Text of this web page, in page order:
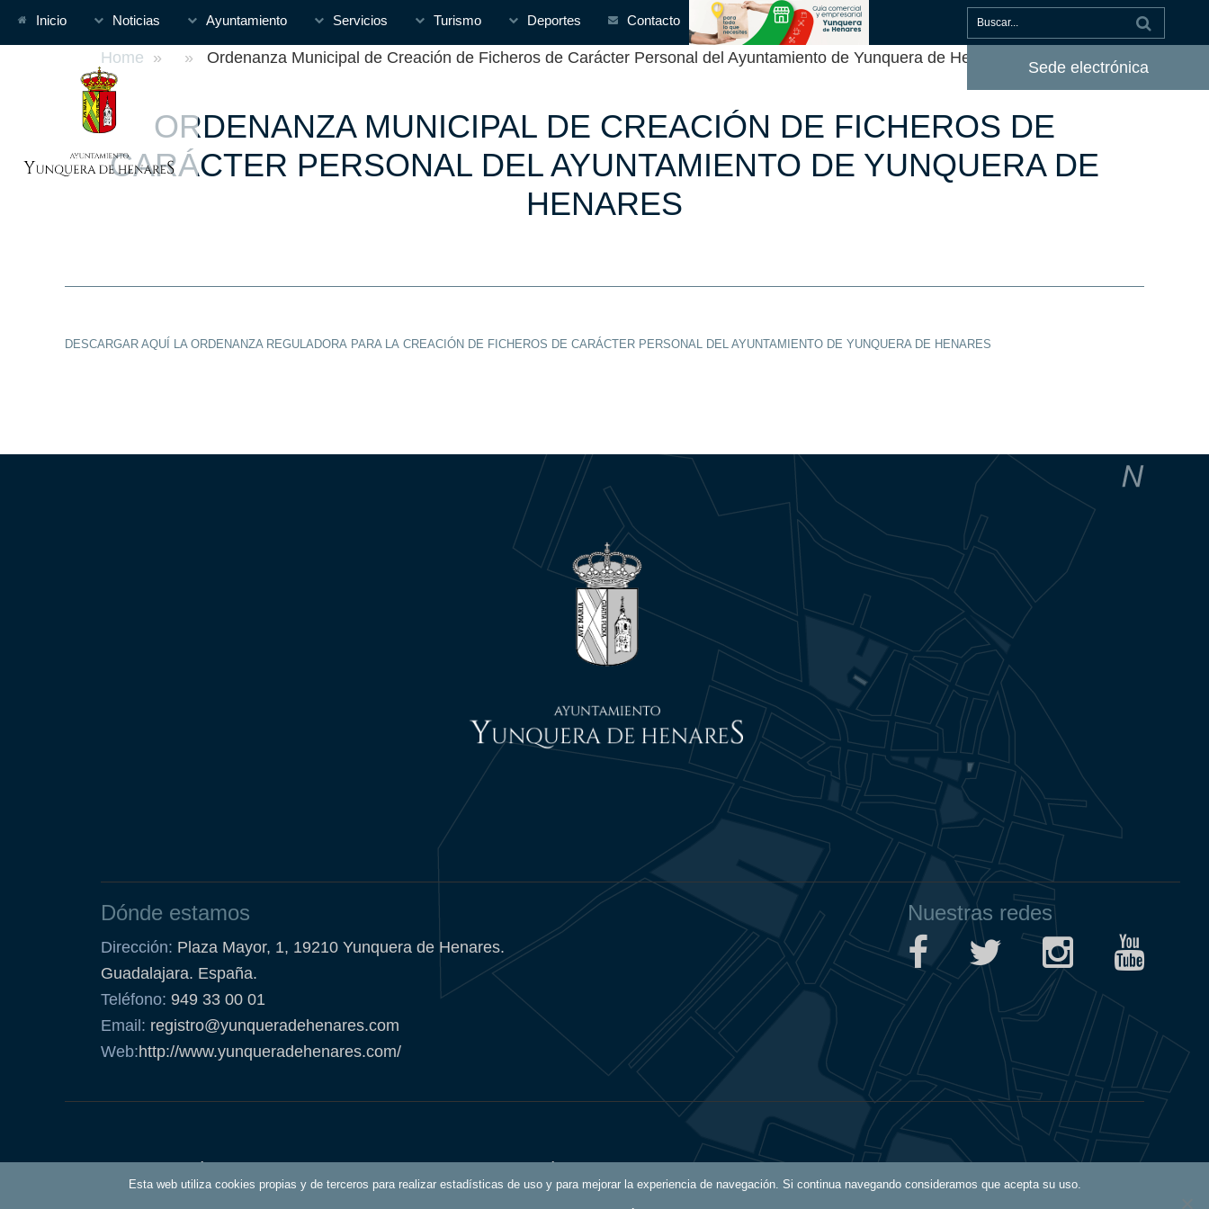
Inicio Noticias Ayuntamiento Servicios Turismo Deportes Contacto
Sede electrónica
Home » » Ordenanza Municipal de Creación de Ficheros de Carácter Personal del Ayuntamiento de Yunquera de Henares
ORDENANZA MUNICIPAL DE CREACIÓN DE FICHEROS DE
CARÁCTER PERSONAL DEL AYUNTAMIENTO DE YUNQUERA DE
HENARES
DESCARGAR AQUÍ LA ORDENANZA REGULADORA PARA LA CREACIÓN DE FICHEROS DE CARÁCTER PERSONAL DEL AYUNTAMIENTO DE YUNQUERA DE HENARES
Esta web utiliza cookies propias y de terceros para realizar estadísticas de uso y para mejorar la experiencia de navegación. Si continua navegando consideramos que acepta su uso.
Dónde estamos
Dirección: Plaza Mayor, 1, 19210 Yunquera de Henares.
Guadalajara. España.
Teléfono: 949 33 00 01
Email: registro@yunqueradehenares.com
Web:http://www.yunqueradehenares.com/
Nuestras redes